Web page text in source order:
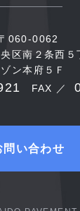
060-0062
区南２条西５
ゾン本府５Ｆ
FAX ／
問い合わせ